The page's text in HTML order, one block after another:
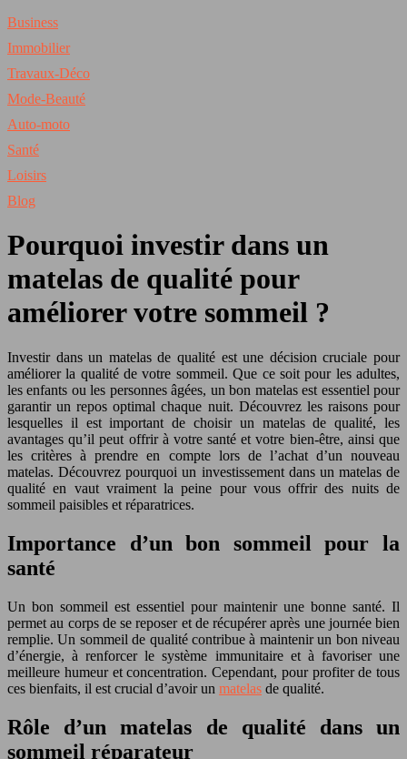
Business
Immobilier
Travaux-Déco
Mode-Beauté
Auto-moto
Santé
Loisirs
Blog
Pourquoi investir dans un
matelas de qualité pour
améliorer votre sommeil ?
Investir dans un matelas de qualité est une décision cruciale pour
améliorer la qualité de votre sommeil. Que ce soit pour les adultes,
les enfants ou les personnes âgées, un bon matelas est essentiel pour
garantir un repos optimal chaque nuit. Découvrez les raisons pour
lesquelles il est important de choisir un matelas de qualité, les
avantages qu’il peut offrir à votre santé et votre bien-être, ainsi que
les critères à prendre en compte lors de l’achat d’un nouveau
matelas. Découvrez pourquoi un investissement dans un matelas de
qualité en vaut vraiment la peine pour vous offrir des nuits de
sommeil paisibles et réparatrices.
Importance d’un bon sommeil pour la
santé
Un bon sommeil est essentiel pour maintenir une bonne santé. Il
permet au corps de se reposer et de récupérer après une journée bien
remplie. Un sommeil de qualité contribue à maintenir un bon niveau
d’énergie, à renforcer le système immunitaire et à favoriser une
meilleure humeur et concentration. Cependant, pour profiter de tous
ces bienfaits, il est crucial d’avoir un matelas de qualité.
Rôle d’un matelas de qualité dans un
sommeil réparateur